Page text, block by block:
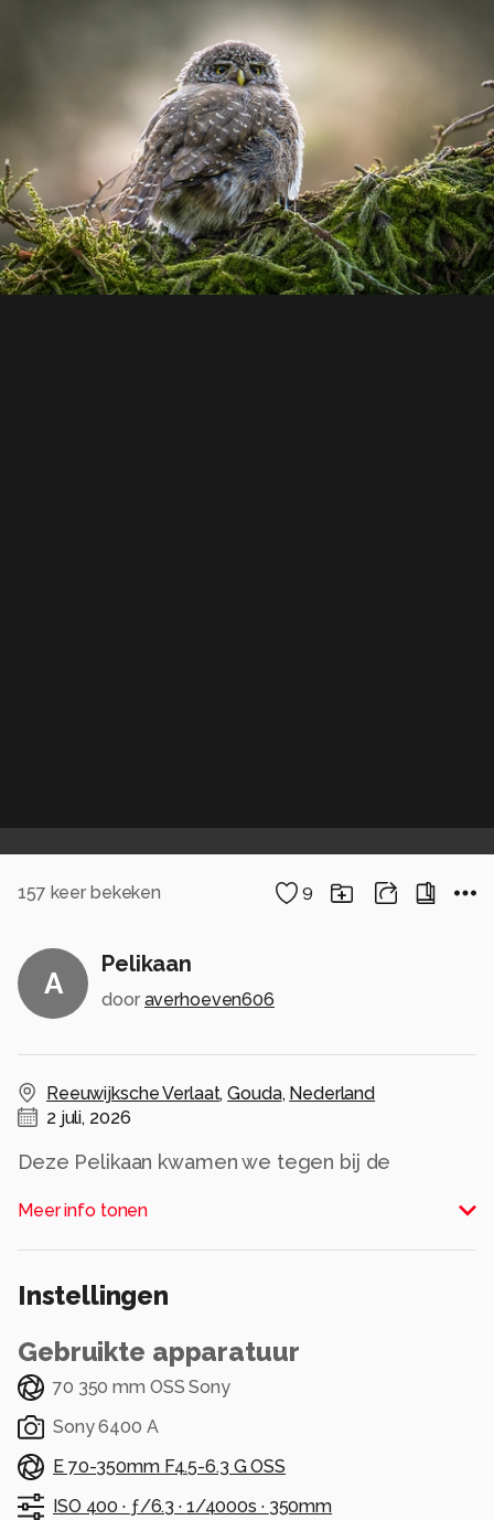
157 keer bekeken 9
A
Pelikaan
door averhoeven606
Reeuwijksche Verlaat,Gouda, Nederland
2 juli, 2026
Deze Pelikaan kwamen we tegen bij de
Meer info tonen
Instellingen
Gebruikte apparatuur
70 350 mm OSS Sony
Sony 6400 A
E 70-350mm F4.5-6.3 G OSS
ISO 400 · ƒ/6.3 · 1/4000s · 350mm